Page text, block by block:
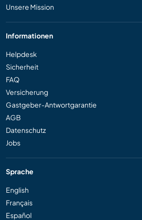
Unsere Mission
Informationen
Helpdesk
Sicherheit
FAQ
Versicherung
Gastgeber-Antwortgarantie
AGB
Datenschutz
Jobs
Sprache
English
Français
Español